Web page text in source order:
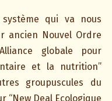
qui va nous
ancien Nouvel Ordre
globale pour
et la nutrition”
groupuscules du
Deal Ecologique